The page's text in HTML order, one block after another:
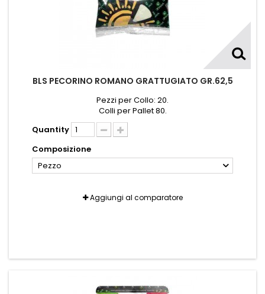
BLS PECORINO ROMANO GRATTUGIATO GR.62,5
Pezzi per Collo: 20.
Colli per Pallet 80.
Quantity
Composizione
Pezzo
Aggiungi al comparatore